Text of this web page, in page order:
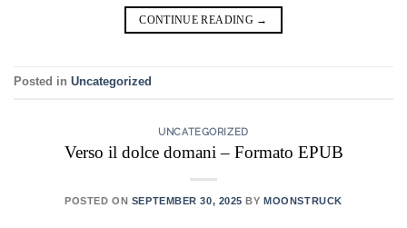
CONTINUE READING →
Posted in Uncategorized
UNCATEGORIZED
Verso il dolce domani – Formato EPUB
POSTED ON SEPTEMBER 30, 2025 BY MOONSTRUCK